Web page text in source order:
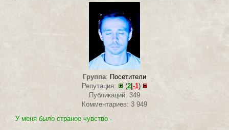
Группа: Посетители
Репутация:
(2| -1)
Публикаций: 349
Комментариев: 3 949
У меня было страное чувство -